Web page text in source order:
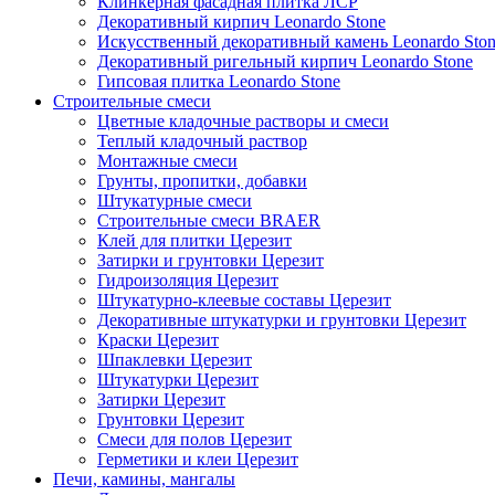
Декоративный кирпич Leonardo Stone
Искусственный декоративный камень Leonardo
Декоративный ригельный кирпич Leonardo Stone
Гипсовая плитка Leonardo Stone
Строительные смеси
Цветные кладочные растворы и смеси
Теплый кладочный раствор
Монтажные смеси
Грунты, пропитки, добавки
Штукатурные смеси
Строительные смеси BRAER
Клей для плитки Церезит
Затирки и грунтовки Церезит
Гидроизоляция Церезит
Штукатурно-клеевые составы Церезит
Декоративные штукатурки и грунтовки Церезит
Краски Церезит
Шпаклевки Церезит
Штукатурки Церезит
Затирки Церезит
Грунтовки Церезит
Смеси для полов Церезит
Герметики и клеи Церезит
Печи, камины, мангалы